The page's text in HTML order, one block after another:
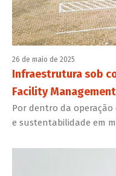
26 de maio de 2025
Infraestrutura sob
Facility
Por dentro da operação
e sustentabilidade em